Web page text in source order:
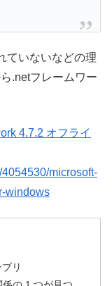
ていないなどの理
.netフレームワー
4.7.2 オフライ
microsoft-
windows
リ